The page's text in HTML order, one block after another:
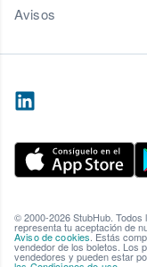
Avisos
© 2000-2026 StubHub.
representa tu aceptación de
Aviso de cookies. Estás
vendedor de los boletos. Los
vendedores y pueden estar